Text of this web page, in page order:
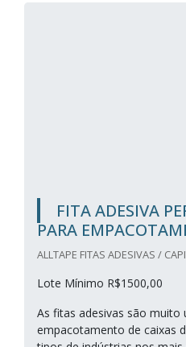
FITA ADESIVA
PARA
ALLTAPE FITAS ADESIVAS /
Lote Mínimo R$1500,00
As fitas adesivas são muito
empacotamento de caixas